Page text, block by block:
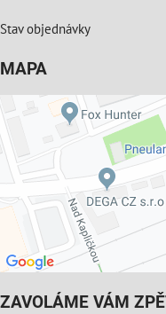
Stav objednávky
MAPA
ZAVOLÁME VÁM